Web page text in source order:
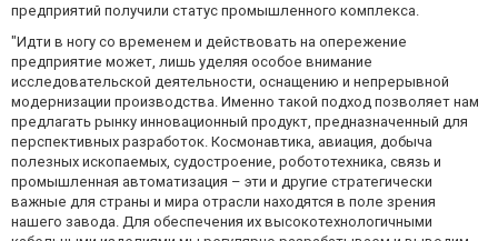
предприятий получили статус промышленного комплекса.
"Идти в ногу со временем и действовать на опережение
предприятие может, лишь уделяя особое внимание
исследовательской деятельности, оснащению и непрерывной
модернизации производства. Именно такой подход позволяет нам
предлагать рынку инновационный продукт, предназначенный для
перспективных разработок. Космонавтика, авиация, добыча
полезных ископаемых, судостроение, робототехника, связь и
промышленная автоматизация – эти и другие стратегически
важные для страны и мира отрасли находятся в поле зрения
нашего завода. Для обеспечения их высокотехнологичными